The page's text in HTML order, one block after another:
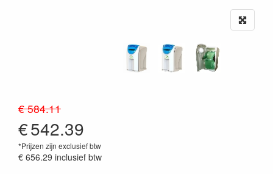
€ 584.11
€542.39
*Prijzen zijn exclusief btw
€ 656.29 inclusief btw